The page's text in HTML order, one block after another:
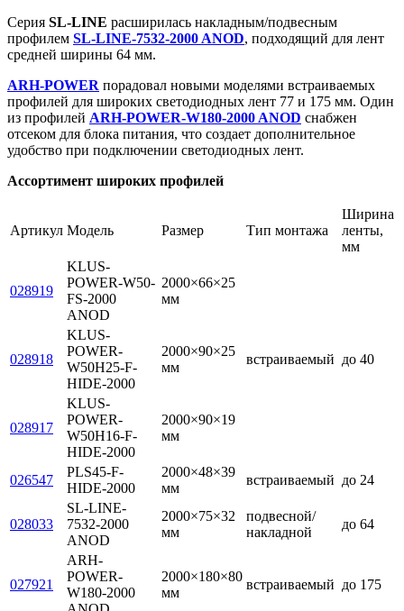
Серия SL-LINE расширилась накладным/подвесным
профилем SL-LINE-7532-2000 ANOD, подходящий для лент
средней ширины 64 мм.
ARH-POWER порадовал новыми моделями встраиваемых
профилей для широких светодиодных лент 77 и 175 мм. Один
из профилей ARH-POWER-W180-2000 ANOD снабжен
отсеком для блока питания, что создает дополнительное
удобство при подключении светодиодных лент.
Ассортимент широких профилей
Артикул Модель Размер Тип монтажа
Ширина
ленты,
мм
028919
KLUS-
POWER-W50-
FS-2000
ANOD
2000×66×25
мм
встраиваемый до 40
028918
KLUS-
POWER-
W50H25-F-
HIDE-2000
2000×90×25
мм
028917
KLUS-
POWER-
W50H16-F-
HIDE-2000
2000×90×19
мм
026547
PLS45-F-
HIDE-2000
2000×48×39
мм
встраиваемый до 24
028033
SL-LINE-
7532-2000
ANOD
2000×75×32
мм
подвесной/
накладной
до 64
027921
ARH-
POWER-
W180-2000
2000×180×80
мм
встраиваемый до 175